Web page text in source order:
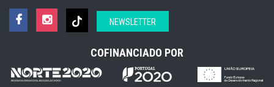
NEWSLETTER
COFINANCIADO POR